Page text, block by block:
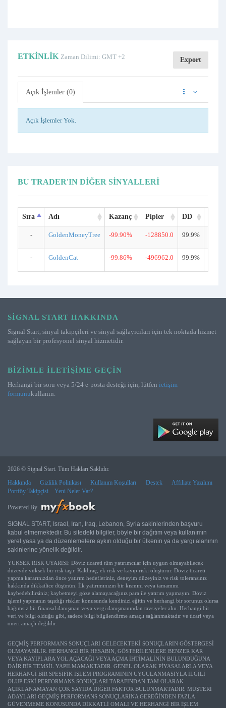
ETKINLIK Zaman Dilimi: GMT +2 Export
Açık İşlemler (0)
Açık İşlemler Yok.
BU TRADER'IN DIĞER SINYALLERI
Sıra Adı Kazanç Pipler DD
- GoldenMoneyTree -99.90% -128850.0 99.9%
- GoldenCat -99.86% -496962.0 99.9%
SIGNAL START HAKKINDA
Signal Start, sinyal takipçileri ve sinyal sağlayıcıları için tek noktada hizmet
sağlayan bir profesyonel sinyal hizmetidir.
BIZIMLE İLETIŞIME GEÇIN
Herhangi bir soru veya 5/24 e-posta desteği için, lütfen ietişim
formunukullanın.
2026 © Signal Start. Tüm Hakları Saklıdır.
Hakkında
Gizlilik Politikası Kullanım Koşulları Destek
Affiliate Yazılımı
Portföy Takipçisi
Yeni Neler Var?
Powered By
SIGNAL START, Israel, Iran, Iraq, Lebanon, Syria sakinlerinden başvuru
kabul etmemektedir. Bu sitedeki bilgiler, böyle bir dağıtım veya kullanımın
yerel yasa ya da düzenlemelere aykırı olduğu bir ülkenin ya da yargı alanının
sakinlerine yönelik değildir.
YÜKSEK RİSK UYARISI: Döviz ticareti tüm yatırımcılar için uygun olmayabilecek
düzeyde yüksek bir risk taşır. Kaldıraç, ek risk ve kayıp riski oluşturur. Döviz ticareti
yapma kararınızdan önce yatırım hedefleriniz, deneyim düzeyiniz ve risk toleransınız
hakkında dikkatlice düşünün. İlk yatırımınızın bir kısmını veya tamamını
kaybedebilirsiniz; kaybetmeyi göze alamayacağınız para ile yatırım yapmayın. Döviz
işlemi yapmanın taşıdığı riskler konusunda kendinizi eğitin ve herhangi bir sorunuz olursa
bağımsız bir finansal danışman veya vergi danışmanından tavsiyeler alın. Herhangi bir
veri ve bilgi olduğu gibi, sadece bilgi bilgilendirme amaçlı sağlanmaktadır ve ticari veya
öneri amaçlı değildir.
GEÇMİŞ PERFORMANS SONUÇLARI GELECEKTEKİ SONUÇLARIN GÖSTERGESİ
OLMAYABİLİR. HERHANGİ BİR HESABIN, GÖSTERİLENLERE BENZER KAR
VEYA KAYIPLARA YOL AÇACAĞI VEYA AÇMA İHTİMALİNİN BULUNDUĞUNA
DAİR BİR TEMSİL YAPILMAMAKTADIR. GENEL OLARAK PİYASALARLA VEYA
HERHANGİ BİR SPESİFİK İŞLEM PROGRAMININ UYGULANMASIYLA İLGİLİ
OLUP ESKİ PERFORMANS SONUÇLARI TARAFINDAN TAM OLARAK
AÇIKLANAMAYAN ÇOK SAYIDA DİĞER FAKTÖR BULUNMAKTADIR. MÜŞTERİ
ADAYLARI GEÇMİŞ PERFORMANS SONUÇLARINA GEREĞİNDEN FAZLA
GÜVENMEME KONUSUNDA DİKKATLİ OMALI VE HERHANGİ BİR İŞLEM